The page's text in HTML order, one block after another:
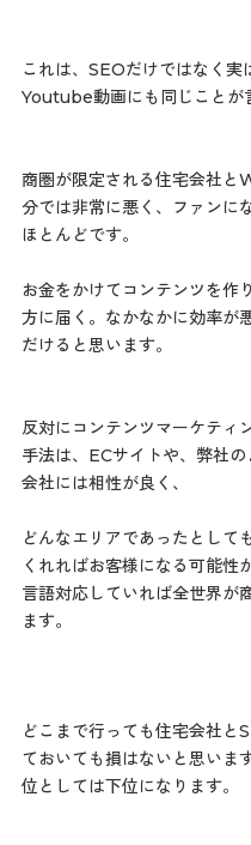
これは、SEOだけではなく
Youtube動画にも同じことが
商圏が限定される住宅会社と
分では非常に悪く、ファンに
ほとんどです。
お金をかけてコンテンツを作
方に届く。なかなかに効率が
だけると思います。
反対にコンテンツマーケティ
手法は、ECサイトや、弊社
会社には相性が良く、
どんなエリアであったとして
くれればお客様になる可能性
言語対応していれば全世界が
ます。
どこまで行っても住宅会社と
ておいても損はないと思いま
位としては下位になります。